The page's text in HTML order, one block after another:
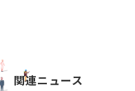
関連ニュース